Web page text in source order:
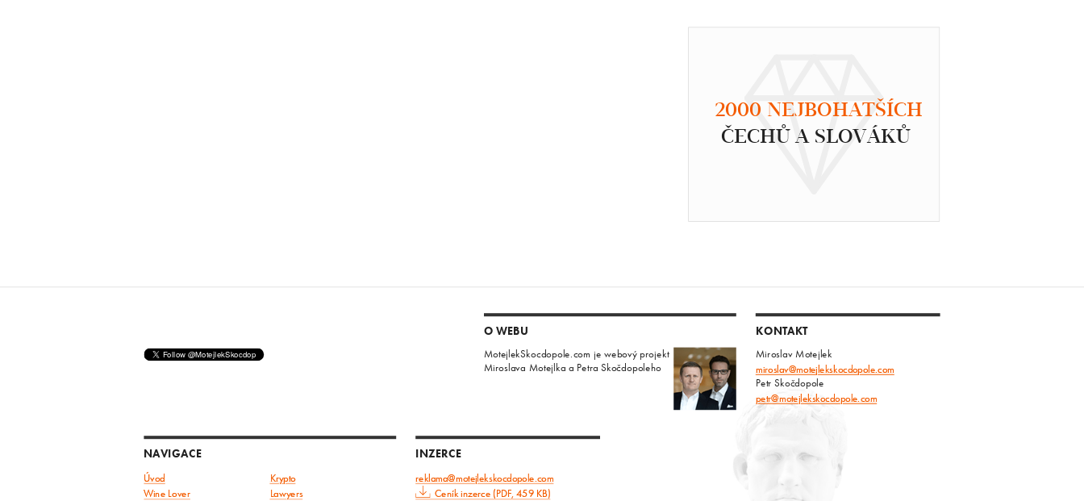
2000 NEJBOHATŠÍCH
ČECHŮ A SLOVÁKŮ
O WEBU
MotejlekSkocdopole.com je webový projekt
Miroslava Motejlka a Petra Skočdopoleho
KONTAKT
Miroslav Motejlek
miroslav@motejlekskocdopole.com
Petr Skočdopole
petr@motejlekskocdopole.com
NAVIGACE
Úvod Krypto
Wine Lover
Lawyers
INZERCE
reklama@motejlekskocdopole.com
Ceník inzerce (PDF, 459 KB)